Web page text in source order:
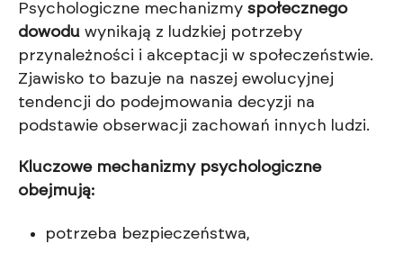
Psychologiczne mechanizmy społecznego
dowodu wynikają z ludzkiej potrzeby
przynależności i akceptacji w społeczeństwie.
Zjawisko to bazuje na naszej ewolucyjnej
tendencji do podejmowania decyzji na
podstawie obserwacji zachowań innych ludzi.
Kluczowe mechanizmy psychologiczne
obejmują:
potrzeba bezpieczeństwa,